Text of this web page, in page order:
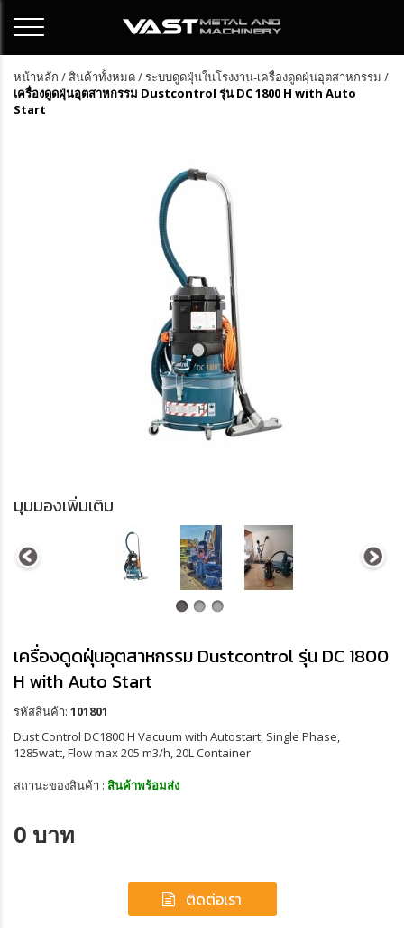
หน้าหลัก / สินค้าทั้งหมด/ระบบดูดฝุ่นในโรงงาน-เครื่องดูดฝุ่นอุตสาหกรรม /
เครื่องดูดฝุ่นอุตสาหกรรม Dustcontrol รุ่น DC 1800 H with Auto
Start
มุมมองเพิ่มเติม
เครื่องดูดฝุ่นอุตสาหกรรม Dustcontrol รุ่น DC 1800
H with Auto Start
รหัสสินค้า: 101801
Dust Control DC1800 H Vacuum with Autostart, Single Phase,
1285watt, Flow max 205 m3/h, 20L Container
สถานะของสินค้า : สินค้าพร้อมส่ง
0 บาท
ติดต่อเรา